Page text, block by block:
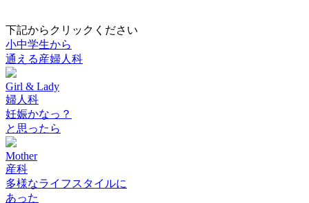
下記からクリックください
小中学生から
通える産婦人科
Girl & Lady
婦人科
妊娠かなっ？
と思ったら
Mother
産科
多様なライフスタイルに
あった